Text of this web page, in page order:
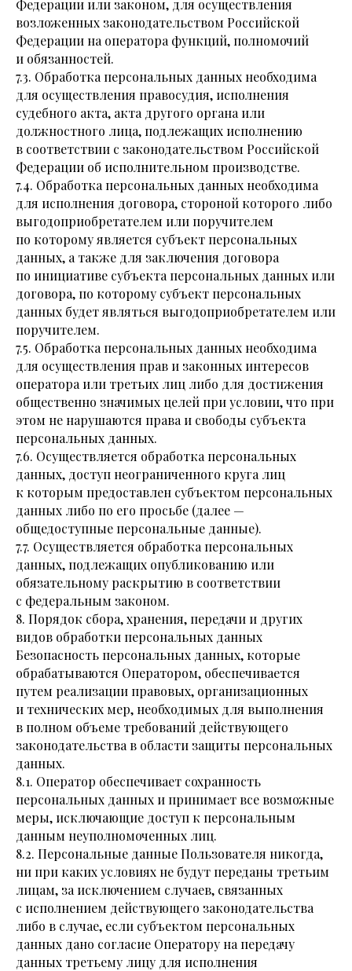
Федерации или законом, для осуществления
возложенных законодательством Российской
Федерации на оператора функций, полномочий
и обязанностей.
7.3. Обработка персональных данных необходима
для осуществления правосудия, исполнения
судебного акта, акта другого органа или
должностного лица, подлежащих исполнению
в соответствии с законодательством Российской
Федерации об исполнительном производстве.
7.4. Обработка персональных данных необходима
для исполнения договора, стороной которого либо
выгодоприобретателем или поручителем
по которому является субъект персональных
данных, а также для заключения договора
по инициативе субъекта персональных данных или
договора, по которому субъект персональных
данных будет являться выгодоприобретателем или
поручителем.
7.5. Обработка персональных данных необходима
для осуществления прав и законных интересов
оператора или третьих лиц либо для достижения
общественно значимых целей при условии, что при
этом не нарушаются права и свободы субъекта
персональных данных.
7.6. Осуществляется обработка персональных
данных, доступ неограниченного круга лиц
к которым предоставлен субъектом персональных
данных либо по его просьбе (далее —
общедоступные персональные данные).
7.7. Осуществляется обработка персональных
данных, подлежащих опубликованию или
обязательному раскрытию в соответствии
с федеральным законом.
8. Порядок сбора, хранения, передачи и других
видов обработки персональных данных
Безопасность персональных данных, которые
обрабатываются Оператором, обеспечивается
путем реализации правовых, организационных
и технических мер, необходимых для выполнения
в полном объеме требований действующего
законодательства в области защиты персональных
данных.
8.1. Оператор обеспечивает сохранность
персональных данных и принимает все возможные
меры, исключающие доступ к персональным
данным неуполномоченных лиц.
8.2. Персональные данные Пользователя никогда,
ни при каких условиях не будут переданы третьим
лицам, за исключением случаев, связанных
с исполнением действующего законодательства
либо в случае, если субъектом персональных
данных дано согласие Оператору на передачу
данных третьему лицу для исполнения